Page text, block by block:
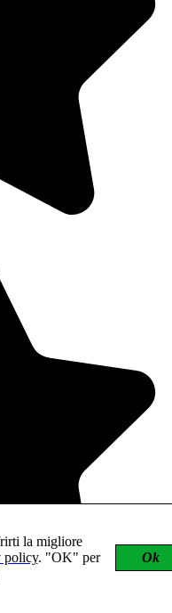
la migliore
policy. "OK" per
Ok